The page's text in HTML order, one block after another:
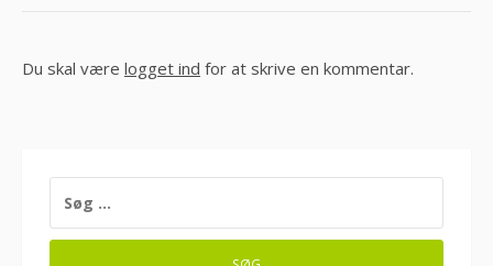
Du skal være logget ind for at skrive en kommentar.
EFTER: